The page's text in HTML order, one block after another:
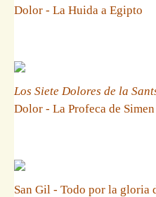
Dolor - La Huida a Egipto
Los Siete Dolores de la
Dolor - La Profeca de Simen
San Gil - Todo por la gloria